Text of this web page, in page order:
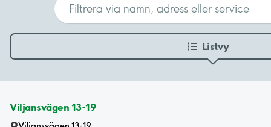
Listvy
Viljansvägen 13-19